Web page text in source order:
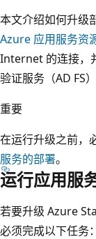
本文介绍如何升级
Azure 应用服务资
Internet 的连接，
验证服务（AD FS）
重要
在运行升级之前，
服务的部署。
运行应用服
若要升级 Azure
必须完成以下任务：